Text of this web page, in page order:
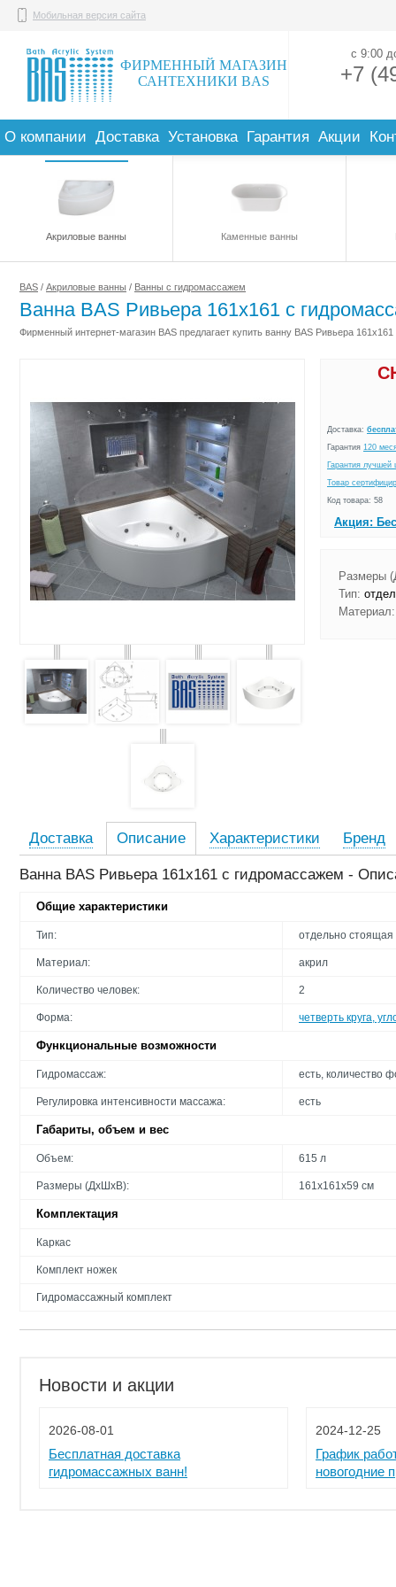
ФИРМЕННЫЙ МАГАЗИН
САНТЕХНИКИ BAS
Мобильная версия сайта
+7
с 9:00
О компании Доставка Установка Гарантия Акции
Акриловые ванны Каменные ванны
BAS / Акриловые ванны / Ванны с гидромассажем
Ванна BAS Ривьера 161x161 с
Фирменный интернет-магазин BAS предлагает купить ванну BAS Ривьера
Доставка:
Гарантия 120
Гарантия лучшей
Товар
Код товара: 58
Акция:
Размеры
Тип:
Материал:
Доставка Описание Характеристики Бренд
Ванна BAS Ривьера 161x161 с гидромассажем -
Общие характеристики
Тип: отдельно стоящая
Материал: акрил
Количество человек: 2
Форма: четверть круга,
Функциональные возможности
Гидромассаж: есть, количество
Регулировка интенсивности массажа: есть
Габариты, объем и вес
Объем: 615 л
Размеры (ДхШхВ): 161х161х59 см
Комплектация
Каркас
Комплект ножек
Гидромассажный комплект
Новости и акции
2026-08-01
Бесплатная доставка
гидромассажных ванн!
2024-12-25
График
новогодние